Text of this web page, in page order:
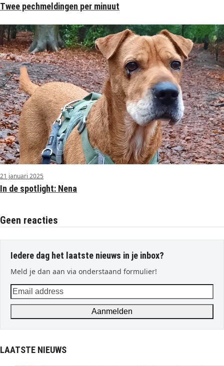
Twee pechmeldingen per minuut
21 januari 2025
In de spotlight: Nena
Geen reacties
Iedere dag het laatste nieuws in je inbox?
Meld je dan aan via onderstaand formulier!
Email
address
Aanmelden
LAATSTE NIEUWS